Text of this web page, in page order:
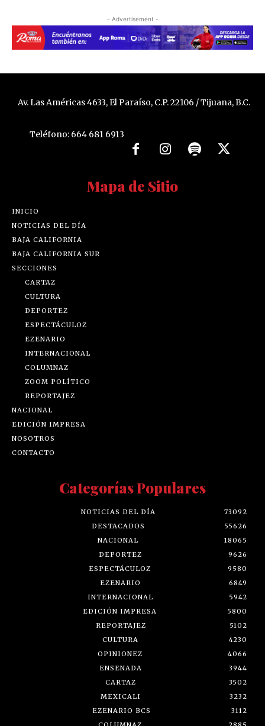
- Advertisement -
Av. Las Américas 4633, El Paraíso, C.P. 22106 / Tijuana, B.C.
Teléfono: 664 681 6913
Mapa de Sitio
INICIO
NOTICIAS DEL DÍA
BAJA CALIFORNIA
BAJA CALIFORNIA SUR
SECCIONES
CARTAZ
CULTURA
DEPORTEZ
ESPECTÁCULOZ
EZENARIO
INTERNACIONAL
COLUMNAZ
ZOOM POLÍTICO
REPORTAJEZ
NACIONAL
EDICIÓN IMPRESA
NOSOTROS
CONTACTO
Categorías Populares
NOTICIAS DEL DÍA
73092
DESTACADOS
55626
NACIONAL
18065
DEPORTEZ
9626
ESPECTÁCULOZ
9580
EZENARIO
6849
INTERNACIONAL
5942
EDICIÓN IMPRESA
5800
REPORTAJEZ
5102
CULTURA
4230
OPINIONEZ
4066
ENSENADA
3944
CARTAZ
3502
MEXICALI
3232
EZENARIO BCS
3112